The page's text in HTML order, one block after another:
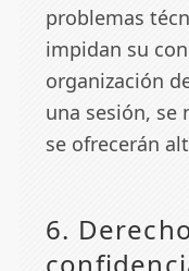
problemas
impidan su
organización
una sesión, se
se ofrecerán
6.